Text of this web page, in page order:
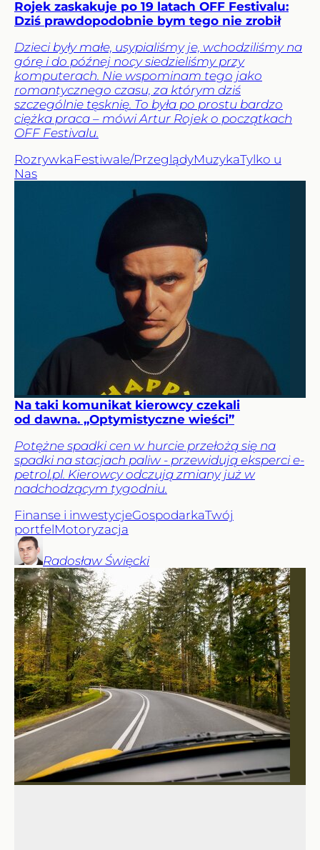
Rojek zaskakuje po 19 latach OFF Festivalu:
Dziś prawdopodobnie bym tego nie zrobił
Dzieci były małe, usypialiśmy je, wchodziliśmy na
górę i do późnej nocy siedzieliśmy przy
komputerach. Nie wspominam tego jako
romantycznego czasu, za którym dziś
szczególnie tęsknię. To była po prostu bardzo
ciężka praca – mówi Artur Rojek o początkach
OFF Festivalu.
RozrywkaFestiwale/PrzeglądyMuzykaTylko u
Nas
Na taki komunikat kierowcy czekali
od dawna. „Optymistyczne wieści”
Potężne spadki cen w hurcie przełożą się na
spadki na stacjach paliw - przewidują eksperci e-
petrol.pl. Kierowcy odczują zmiany już w
nadchodzącym tygodniu.
Finanse i inwestycjeGospodarkaTwój
portfelMotoryzacja
Radosław Święcki